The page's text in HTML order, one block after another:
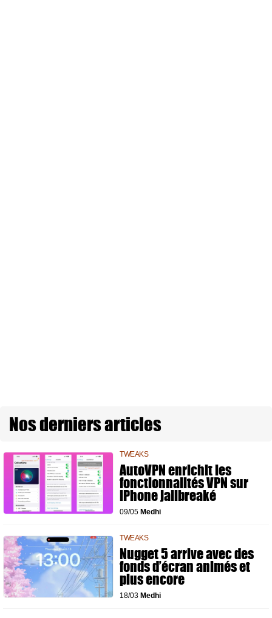
Nos derniers articles
TWEAKS
AutoVPN enrichit les
fonctionnalités VPN sur
iPhone jailbreaké
09/05 Medhi
TWEAKS
Nugget 5 arrive avec des
fonds d’écran animés et
plus encore
18/03 Medhi